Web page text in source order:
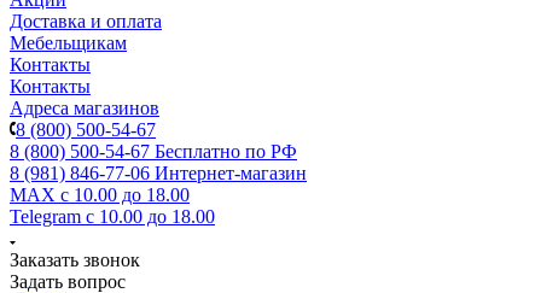
Доставка и оплата
Мебельщикам
Контакты
Контакты
Адреса магазинов
8 (800) 500-54-67
8 (800) 500-54-67 Бесплатно по РФ
8 (981) 846-77-06 Интернет-магазин
MAX с 10.00 до 18.00
Telegram с 10.00 до 18.00
Заказать звонок
Задать вопрос